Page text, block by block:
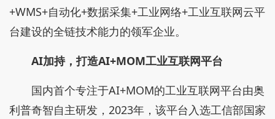
+WMS+自动化+数据采集+工业网络+工业互联网云平
台建设的全链技术能力的领军企业。
AI加持，打造AI+MOM工业互联网平台
国内首个专注于AI+MOM的工业互联网平台由奥
利普奇智自主研发，2023年，该平台入选工信部国家